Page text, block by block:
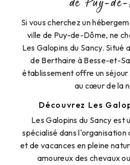
Si vous cherchez un
ville de Puy-de-Dôme, ne
Les Galopins du Sancy. Situé
de Berthaire à Besse-et-
établissement offre un séjour
au cœur de la
Découvrez Les
Les Galopins du Sancy est
spécialisé dans l'organisation
et de vacances en pleine
amoureux des chevaux